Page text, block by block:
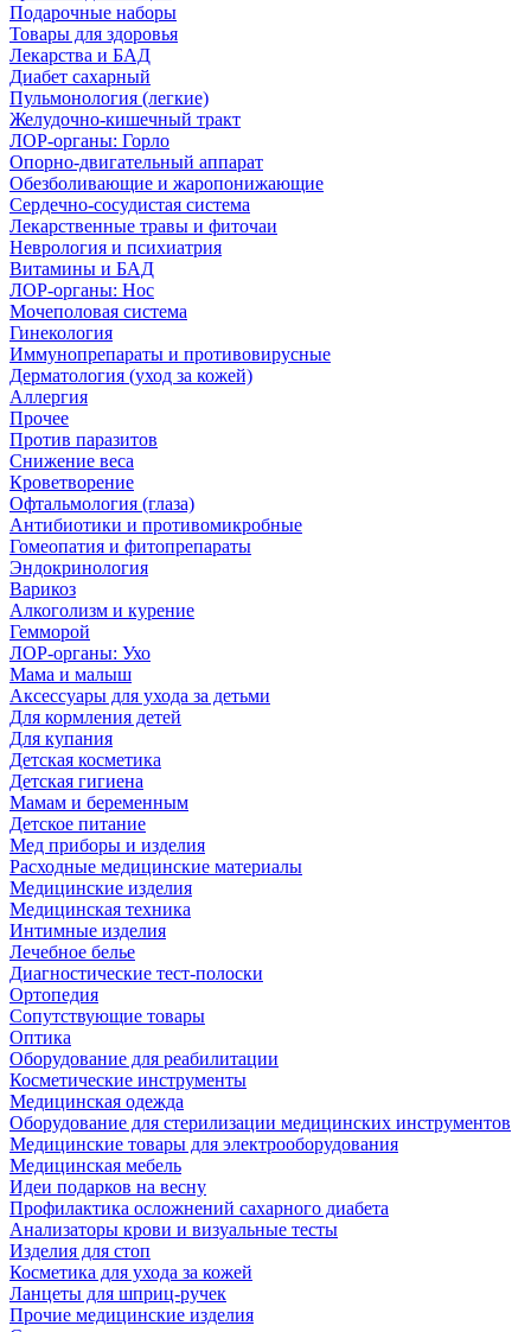
Подарочные наборы
Товары для здоровья
Лекарства и БАД
Диабет сахарный
Пульмонология (легкие)
Желудочно-кишечный тракт
ЛОР-органы: Горло
Опорно-двигательный аппарат
Обезболивающие и жаропонижающие
Сердечно-сосудистая система
Лекарственные травы и фиточаи
Неврология и психиатрия
Витамины и БАД
ЛОР-органы: Нос
Мочеполовая система
Гинекология
Иммунопрепараты и противовирусные
Дерматология (уход за кожей)
Аллергия
Прочее
Против паразитов
Снижение веса
Кроветворение
Офтальмология (глаза)
Антибиотики и противомикробные
Гомеопатия и фитопрепараты
Эндокринология
Варикоз
Алкоголизм и курение
Гемморой
ЛОР-органы: Ухо
Мама и малыш
Аксессуары для ухода за детьми
Для кормления детей
Для купания
Детская косметика
Детская гигиена
Мамам и беременным
Детское питание
Мед приборы и изделия
Расходные медицинские материалы
Медицинские изделия
Медицинская техника
Интимные изделия
Лечебное белье
Диагностические тест-полоски
Ортопедия
Сопутствующие товары
Оптика
Оборудование для реабилитации
Косметические инструменты
Медицинская одежда
Оборудование для стерилизации медицинских инструментов
Медицинские товары для электрооборудования
Медицинская мебель
Идеи подарков на весну
Профилактика осложнений сахарного диабета
Анализаторы крови и визуальные тесты
Изделия для стоп
Косметика для ухода за кожей
Ланцеты для шприц-ручек
Прочие медицинские изделия